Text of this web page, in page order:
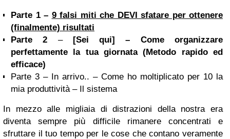
Parte 1 – 9 falsi miti che DEVI sfatare per ottenere
(finalmente) risultati
Parte 2 – [Sei qui] – Come organizzare
perfettamente la tua giornata (Metodo rapido ed
efficace)
Parte 3 – In arrivo.. – Come ho moltiplicato per 10 la
mia produttività – Il sistema
In mezzo alle migliaia di distrazioni della nostra era
diventa sempre più difficile rimanere concentrati e
sfruttare il tuo tempo per le cose che contano veramente